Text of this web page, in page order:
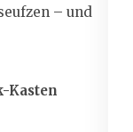
– und
Kasten